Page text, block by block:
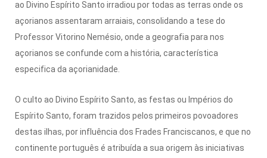
ao Divino Espírito Santo irradiou por todas as terras onde os
açorianos assentaram arraiais, consolidando a tese do
Professor Vitorino Nemésio, onde a geografia para nos
açorianos se confunde com a história, característica
especifica da açorianidade.
O culto ao Divino Espírito Santo, as festas ou Impérios do
Espírito Santo, foram trazidos pelos primeiros povoadores
destas ilhas, por influência dos Frades Franciscanos, e que no
continente português é atribuída a sua origem às iniciativas